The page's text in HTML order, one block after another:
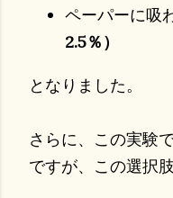
ペーパーに吸
2.5％）
となりました。
さらに、この実験
ですが、この選択